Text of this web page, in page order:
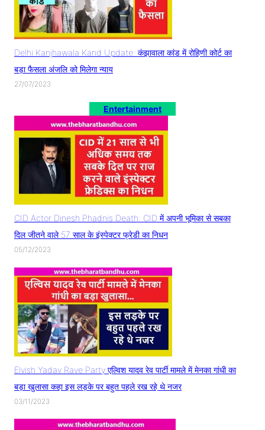
Delhi Kanjhawala Kand Update: कंझावाला कांड में रोहिणी कोर्ट का
बड़ा फैसला अंजलि को मिलेगा न्याय
27/07/2023
Entertainment
CID Actor Dinesh Phadnis Death: CID में अपनी भूमिका से सबका
दिल जीतने वाले 57 साल के इंस्पेक्टर फ्रेडी का निधन
05/12/2023
Elvish Yadav Rave Party:एल्विश यादव रेव पार्टी मामले में मेनका गांधी का
बड़ा खुलासा कहा इस लड़के पर बहुत पहले रख रहे थे नजर
03/11/2023